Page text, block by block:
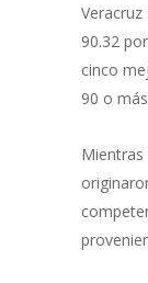
90.32
cinco
90 o
Mientras